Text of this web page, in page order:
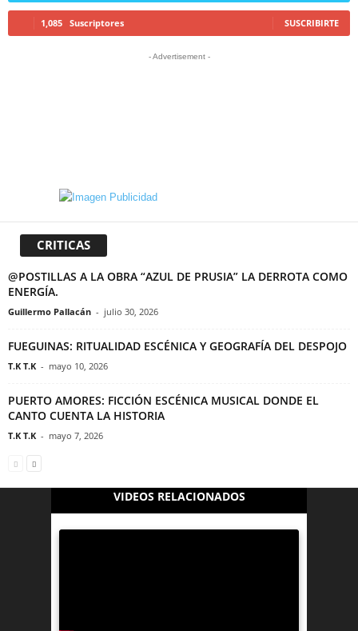
1,085 Suscriptores SUSCRIBIRTE
- Advertisement -
CRITICAS
@POSTILLAS A LA OBRA “AZUL DE PRUSIA” LA DERROTA COMO
ENERGÍA.
Guillermo Pallacán - julio 30, 2026
FUEGUINAS: RITUALIDAD ESCÉNICA Y GEOGRAFÍA DEL DESPOJO
T.K T.K - mayo 10, 2026
PUERTO AMORES: FICCIÓN ESCÉNICA MUSICAL DONDE EL
CANTO CUENTA LA HISTORIA
T.K T.K - mayo 7, 2026
VIDEOS RELACIONADOS